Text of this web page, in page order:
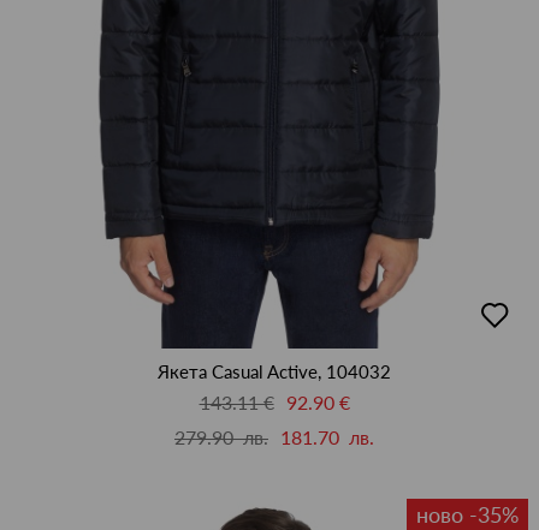
в
Якета Casual Active, 104032
143.11 €
92.90 €
279.90 лв. 181.70 лв.
ново -35%